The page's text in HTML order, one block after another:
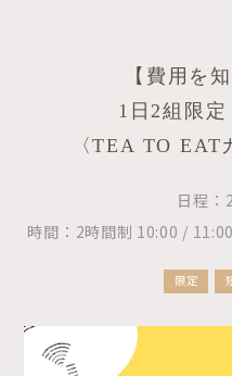
【費用を
1日2組限
〈TEA TO EAT
日程：
時間：2時間制 10:00 /
限定